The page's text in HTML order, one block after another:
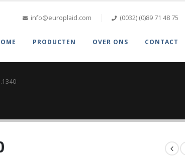
info@europlaid.com (0032) (0)89 71 48 75
PRODUCTEN OVER ONS CONTACT
.1340